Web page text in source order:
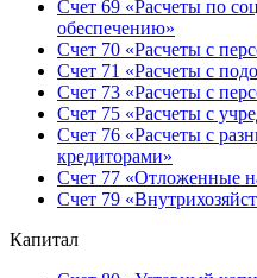
Счет 69 «Расчеты по
обеспечению»
Счет 70 «Расчеты с
Счет 71 «Расчеты с
Счет 73 «Расчеты с
Счет 75 «Расчеты с
Счет 76 «Расчеты с
кредиторами»
Счет 77 «Отложенные
Счет 79
Капитал